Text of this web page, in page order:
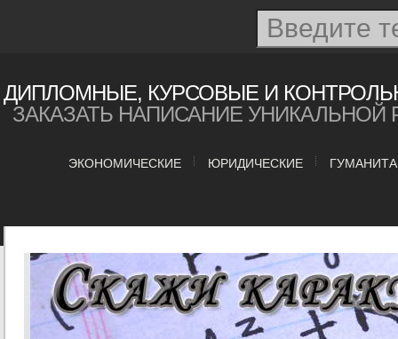
ДИПЛОМНЫЕ, КУРСОВЫЕ И
ЗАКАЗАТЬ НАПИСАНИЕ
ЭКОНОМИЧЕСКИЕ ЮРИДИЧЕСКИЕ